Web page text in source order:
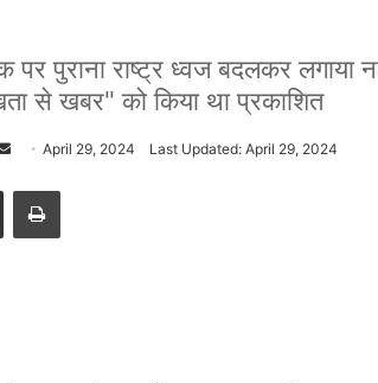
पुराना राष्ट्र ध्वज बदलकर लगाया
से खबर" को किया था प्रकाशित
d
April 29, 2024 Last Updated: April 29, 2024